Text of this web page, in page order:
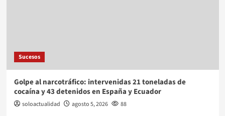
Sucesos
Golpe al narcotráfico: intervenidas 21 toneladas de
cocaína y 43 detenidos en España y Ecuador
soloactualidad agosto 5, 2026 88